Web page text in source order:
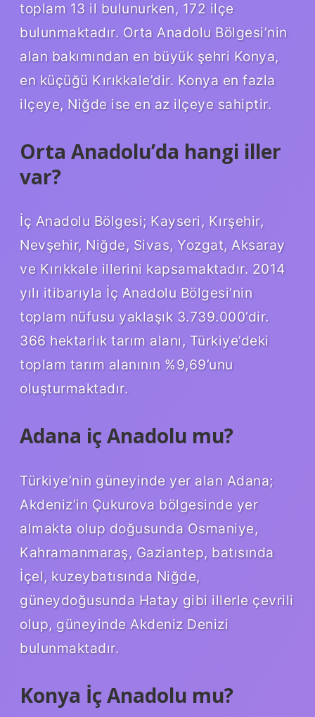
toplam 13 il bulunurken, 172 ilçe
bulunmaktadır. Orta Anadolu Bölgesi’nin
alan bakımından en büyük şehri Konya,
en küçüğü Kırıkkale’dir. Konya en fazla
ilçeye, Niğde ise en az ilçeye sahiptir.
Orta Anadolu’da hangi iller
var?
İç Anadolu Bölgesi; Kayseri, Kırşehir,
Nevşehir, Niğde, Sivas, Yozgat, Aksaray
ve Kırıkkale illerini kapsamaktadır. 2014
yılı itibarıyla İç Anadolu Bölgesi’nin
toplam nüfusu yaklaşık 3.739.000’dir.
366 hektarlık tarım alanı, Türkiye’deki
toplam tarım alanının %9,69’unu
oluşturmaktadır.
Adana iç Anadolu mu?
Türkiye’nin güneyinde yer alan Adana;
Akdeniz’in Çukurova bölgesinde yer
almakta olup doğusunda Osmaniye,
Kahramanmaraş, Gaziantep, batısında
İçel, kuzeybatısında Niğde,
güneydoğusunda Hatay gibi illerle çevrili
olup, güneyinde Akdeniz Denizi
bulunmaktadır.
Konya İç Anadolu mu?